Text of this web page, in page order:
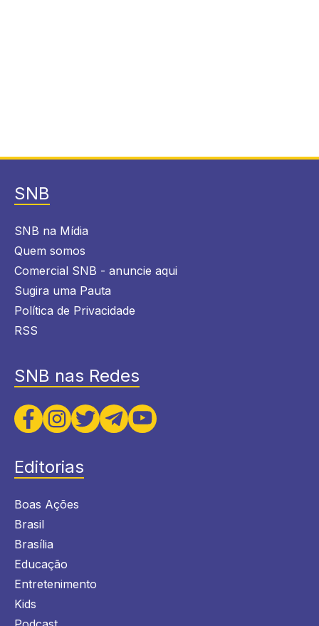
SNB
SNB na Mídia
Quem somos
Comercial SNB - anuncie aqui
Sugira uma Pauta
Política de Privacidade
RSS
SNB nas Redes
Editorias
Boas Ações
Brasil
Brasília
Educação
Entretenimento
Kids